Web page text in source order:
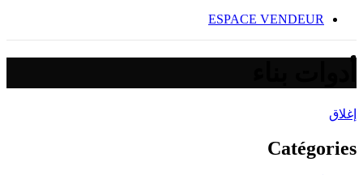
ESPACE VENDEUR
إغلاق
Catégories